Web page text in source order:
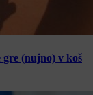
gre (nujno) v koš